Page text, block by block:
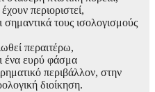
περιοριστεί,
σημαντικά τους ισολογισμούς
περαιτέρω,
ένα ευρύ φάσμα
περιβάλλον, στην
διοίκηση.